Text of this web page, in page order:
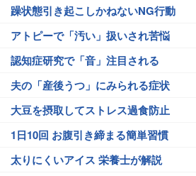
躁状態引き起こしかねないNG行動
アトピーで「汚い」扱いされ苦悩
認知症研究で「音」注目される
夫の「産後うつ」にみられる症状
大豆を摂取してストレス過食防止
1日10回 お腹引き締まる簡単習慣
太りにくいアイス 栄養士が解説